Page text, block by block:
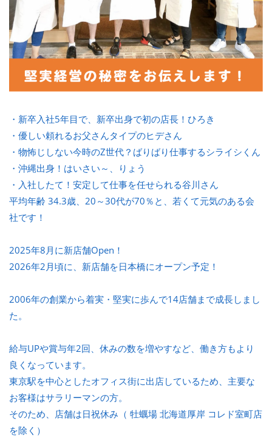
・新卒入社5年目で、新卒出身で初の店長！ひろき
・優しい頼れるお父さんタイプのヒデさん
・物怖じしない今時のZ世代？ばりばり仕事するシライシくん
・沖縄出身！はいさい～、りょう
・入社したて！安定して仕事を任せられる谷川さん
平均年齢 34.3歳、20～30代が70％と、若くて元気のある会
社です！
2025年8月に新店舗Open！
2026年2月頃に、新店舗を日本橋にオープン予定！
2006年の創業から着実・堅実に歩んで14店舗まで成長しまし
た。
給与UPや賞与年2回、休みの数を増やすなど、働き方もより
良くなっています。
東京駅を中心としたオフィス街に出店しているため、主要な
お客様はサラリーマンの方。
そのため、店舗は日祝休み（ 牡蠣場 北海道厚岸 コレド室町店
を除く）